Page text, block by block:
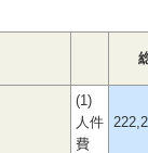
(1)
人件
費